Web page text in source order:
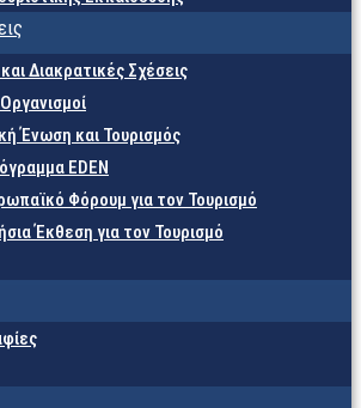
Διακρατικές Σχέσεις
Ένωση και Τουρισμός
EDEN
Φόρουμ για τον Τουρισμό
Έκθεση για τον Τουρισμό